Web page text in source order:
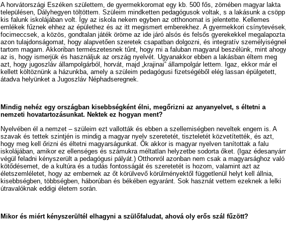
A horvátországi Eszéken születtem, de gyermekkoromat egy kb. 500 fős, zömében magyar lakta
településen, Dályhegyen töltöttem. Szüleim mindketten pedagógusok voltak, s a lakásunk a csöpp
kis falunk iskolájában volt. Így az iskola nekem egyben az otthonomat is jelentette. Kellemes
emlékek fűznek ehhez az épülethez és az itt megismert emberekhez. A gyermekkori
focimeccsek, a közös, gondtalan játék öröme az ide járó alsós és felsős gyerekekkel megalapozta
azon tulajdonságomat, hogy alapvetően szeretek csapatban dolgozni, és integratív
tartom magam. Akkoriban természetesnek tűnt, hogy mi a faluban magyarul beszélünk, mint ahogy
az is, hogy ismerjük és használjuk az ország nyelvét. Ugyanakkor ebben a lakásban éltem meg
azt, hogy jugoszláv állampolgárból, horvát, majd „krajinai” állampolgár lettem. Igaz, ekkor már el
kellett költöznünk a házunkba, amely a szüleim pedagógusi fizetségéből elég lassan épülgetett,
átadva helyünket a Jugoszláv Néphadseregnek.
Mindig nehéz egy országban kisebbségként élni, megőrizni az anyanyelvet, s éltetni a
nemzeti hovatartozásunkat. Nektek ez hogyan ment?
Nyelvében él a nemzet – szüleim ezt vallották és ebben a szellemiségben neveltek engem is. A
szavak és tettek szintjén is mindig a magyar nyelv szeretetét, tiszteletét közvetítették, és azt,
hogy meg kell őrizni és éltetni magyarságunkat. Ők akkor is magyar nyelven tanítottak a falu
iskolájában, amikor ez ellenséges és számukra méltatlan helyzetbe sodorta őket. (Igaz
végül feladni kényszerült a pedagógusi pályát.) Otthonról azonban nem csak a magyarsághoz való
kötődésemet, de a kultúra és a tudás fontosságát és szeretetét is hozom, valamint azt az
életszemléletet, hogy az embernek az őt körülvevő körülményektől függetlenül helyt kell állnia,
kisebbségben, többségben, háborúban és békében egyaránt. Sok hasznát vettem ezeknek a lelki
útravalóknak eddigi életem során.
Mikor és miért kényszerültél elhagyni a szülőfaludat, ahová oly erős szál fűzött?